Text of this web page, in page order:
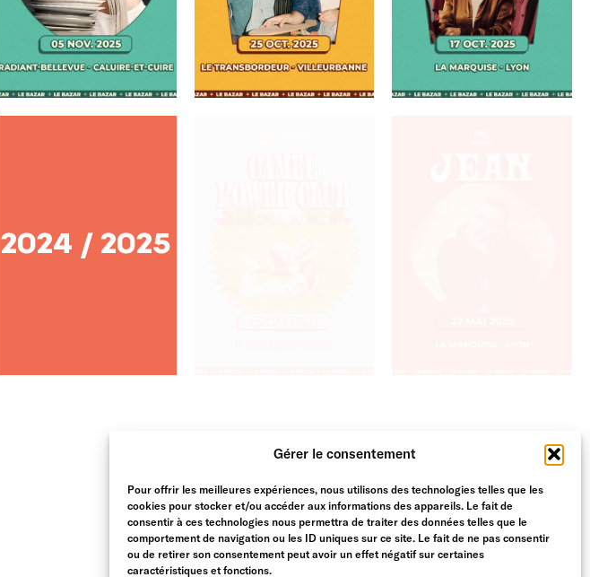
Gérer le consentement
Pour offrir les meilleures expériences, nous utilisons des technologies telles que les
cookies pour stocker et/ou accéder aux informations des appareils. Le fait de
consentir à ces technologies nous permettra de traiter des données telles que le
comportement de navigation ou les ID uniques sur ce site. Le fait de ne pas consentir
ou de retirer son consentement peut avoir un effet négatif sur certaines
caractéristiques et fonctions.
2024 / 2025